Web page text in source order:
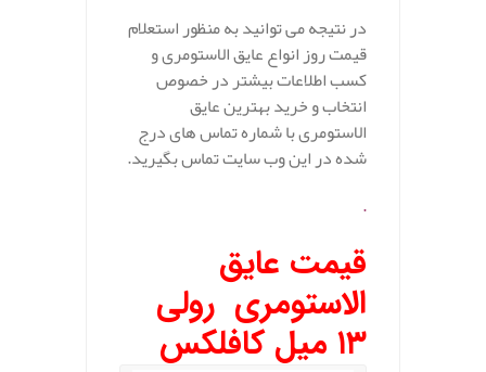
در نتیجه می توانید به منظور استعلام
قیمت روز انواع عایق الاستومری و
کسب اطلاعات بیشتر در خصوص
انتخاب و خرید بهترین عایق
الاستومری با شماره تماس های درج
شده در این وب سایت تماس بگیرید.
.
قیمت عایق
الاستومری رولی
۱۳ میل کافلکس